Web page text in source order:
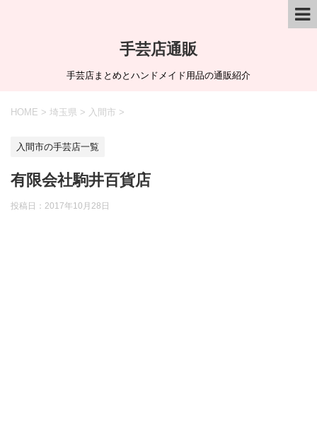
手芸店通販
手芸店まとめとハンドメイド用品の通販紹介
HOME > 埼玉県 > 入間市 >
入間市の手芸店一覧
有限会社駒井百貨店
投稿日： 2017年10月28日